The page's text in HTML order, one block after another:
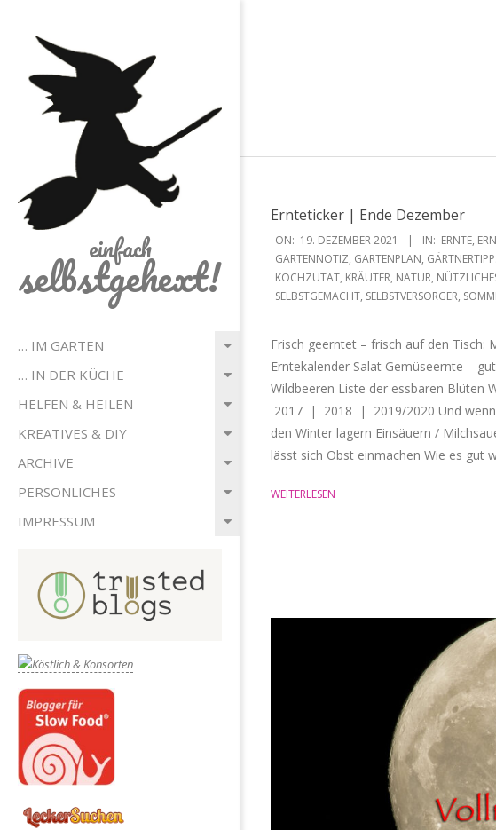
einfach
selbstgehext!
Primary
… IM GARTEN
… IN DER KÜCHE
HELFEN & HEILEN
KREATIVES & DIY
ARCHIVE
PERSÖNLICHES
IMPRESSUM
Ernteticker | Ende Dezember
2021-
12-
19
ON: 19. DEZEMBER 2021 IN: ERNTE,
GARTENNOTIZ, GARTENPLAN,
KOCHZUTAT, KRÄUTER, NATUR,
SELBSTGEMACHT, SELBSTVERSORGER,
Frisch geerntet – frisch auf den Tisch:
Erntekalender Salat Gemüseernte –
Wildbeeren Liste der essbaren Blüten
2017 | 2018 | 2019/2020 Und
den Winter lagern Einsäuern /
lässt sich Obst einmachen Wie es gut
WEITERLESEN